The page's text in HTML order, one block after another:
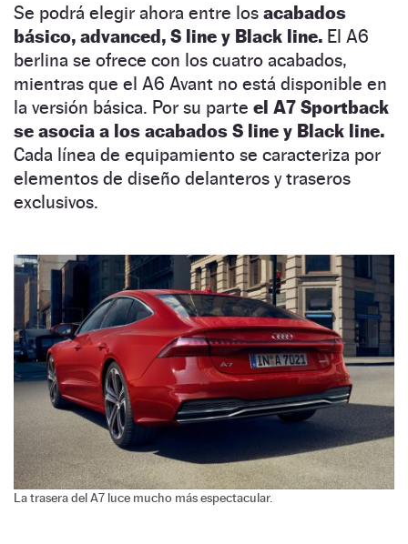
Se podrá elegir ahora entre los acabados
básico, advanced, S line y Black line. El A6
berlina se ofrece con los cuatro acabados,
mientras que el A6 Avant no está disponible en
la versión básica. Por su parte el A7 Sportback
se asocia a los acabados S line y Black line.
Cada línea de equipamiento se caracteriza por
elementos de diseño delanteros y traseros
exclusivos.
La trasera del A7 luce mucho más espectacular.